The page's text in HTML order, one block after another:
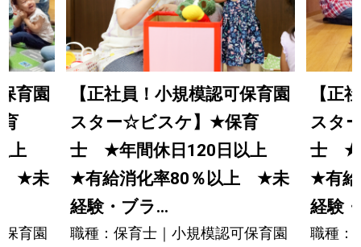
育園
上
★未
育園
【正社員！小規模認可保育園
スター☆ビスケ】 ★保育
士 ★年間休日120日以上
★有給消化率80％以上 ★未
経験・ブラ...
職種：保育士｜小規模認可保育園
【正
スタ
士 ★
★有
経験
職種：